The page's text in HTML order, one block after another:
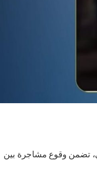
تضمن وقوع مشاجرة بين